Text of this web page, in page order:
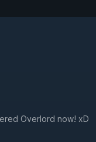
Overlord now! xD